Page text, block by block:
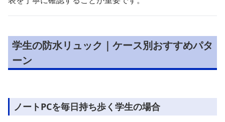
学生の防水リュック｜ケース別おすすめパタ
ーン
ノートPCを毎日持ち歩く学生の場合